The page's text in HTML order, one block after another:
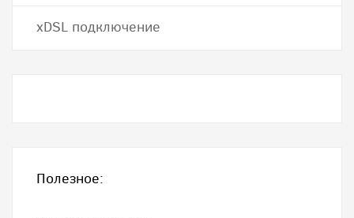
хDSL подключение
Полезное: